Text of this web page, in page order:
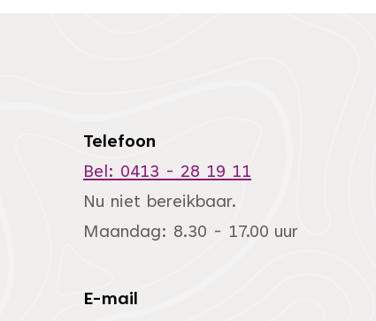
Telefoon
Bel: 0413 - 28 19 11
Nu niet bereikbaar.
Maandag: 8.30 - 17.00 uur
E-mail